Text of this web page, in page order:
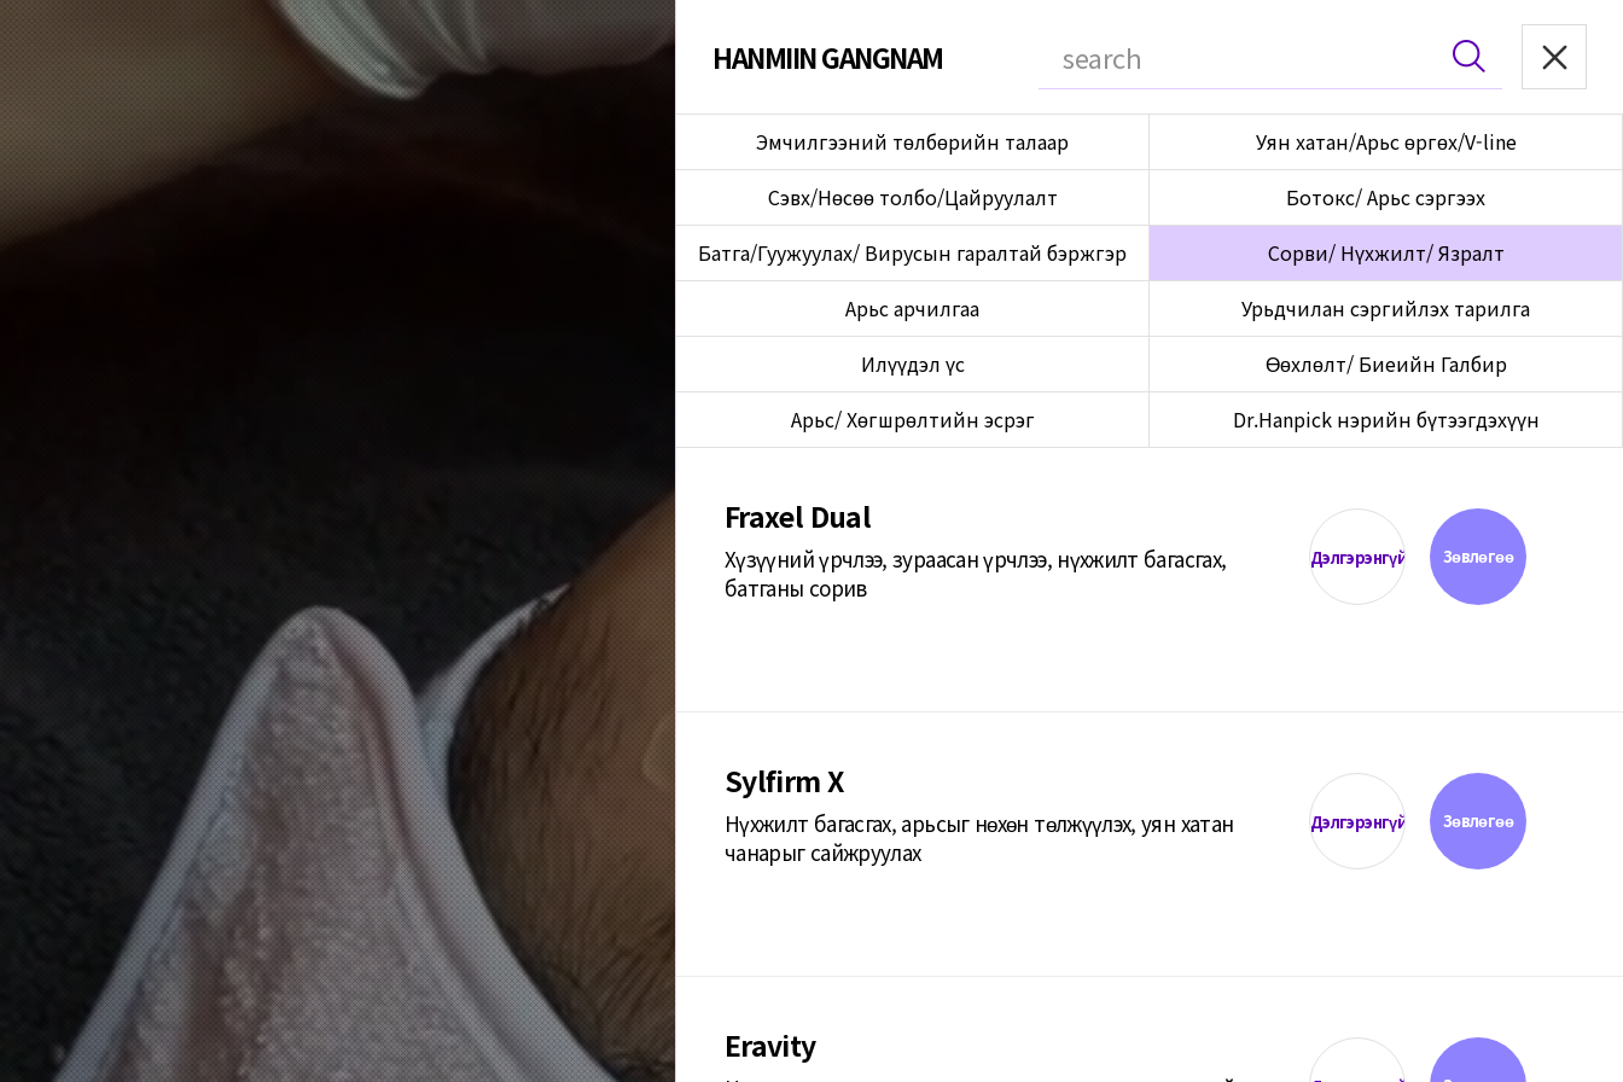
HANMIIN GANGNAM
Эмчилгээний төлбөрийн талаар
Уян хатан/Арьс өргөх/V-line
Сэвх/Нөсөө толбо/Цайруулалт
Ботокс/ Арьс сэргээх
Батга/Гуужуулах/ Вирусын гаралтай бэржгэр
Сорви/ Нүхжилт/ Язралт
Арьс арчилгаа
Урьдчилан сэргийлэх тарилга
Илүүдэл үс
Өөхлөлт/ Биеийн Галбир
Арьс/ Хөгшрөлтийн эсрэг
Dr.Hanpick нэрийн бүтээгдэхүүн
Fraxel Dual
Хүзүүний үрчлээ, зураасан үрчлээ, нүхжилт багасгах,
батганы сорив
Дэлгэрэнгүй Зөвлөгөө
Sylfirm X
Нүхжилт багасгах, арьсыг нөхөн төлжүүлэх, уян хатан
чанарыг сайжруулах
Дэлгэрэнгүй Зөвлөгөө
Eravity